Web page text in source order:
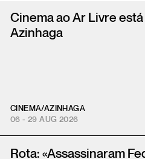
Cinema ao Ar Livre
Azinhaga
CINEMA/AZINHAGA
06 - 29 AUG 2026
Rota: «Assassinaram